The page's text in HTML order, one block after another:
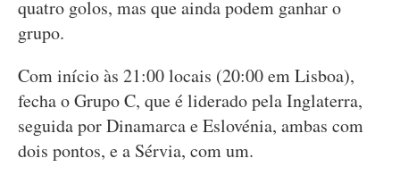
quatro golos, mas que ainda podem ganhar o
grupo.
Com início às 21:00 locais (20:00 em Lisboa),
fecha o Grupo C, que é liderado pela Inglaterra,
seguida por Dinamarca e Eslovénia, ambas com
dois pontos, e a Sérvia, com um.